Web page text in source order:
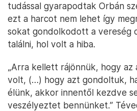
tudással gyarapodtak Orbán
ezt a harcot nem lehet így
sokat gondolkodott a vereség
találni, hol volt a hiba.
„Arra kellett rájönnük, hogy az
volt, (…) hogy azt gondoltuk,
élünk, akkor innentől kezdve
veszélyeztet bennünket.”